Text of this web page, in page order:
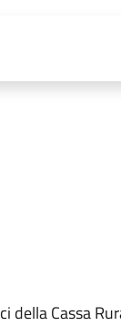
Cassa